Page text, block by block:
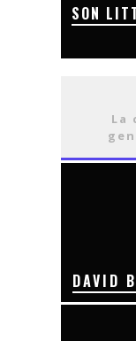
SON
La
DAVID